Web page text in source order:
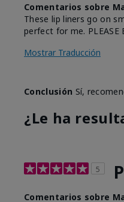
Comentarios sobre
These lip liners go on
perfect for me. PLEASE
Mostrar Traducción
Conclusión Sí,
¿Le ha
5
Comentarios sobre